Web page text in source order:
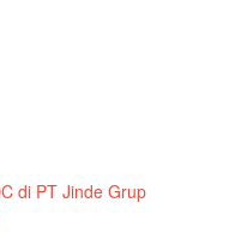
di PT Jinde Grup